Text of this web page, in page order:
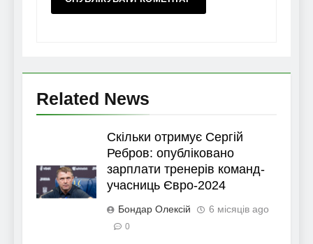
Related News
Скільки отримує Сергій
Ребров: опубліковано
зарплати тренерів команд-
учасниць Євро-2024
Бондар Олексій 6 місяців ago
0